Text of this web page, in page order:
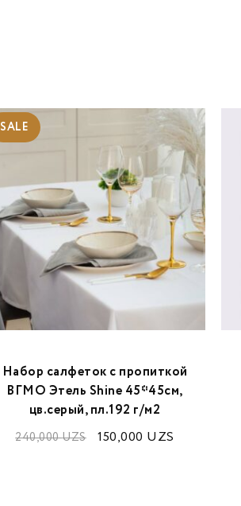
SALE
Набор салфеток с пропиткой
ВГМО Этель Shine 45*45см,
цв.серый, пл.192 г/м2
240,000UZS 150,000 UZS